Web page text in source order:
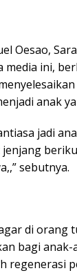
Oesao,
media ini,
anak
jadi
sebutnya.
di orang
bagi
regenerasi